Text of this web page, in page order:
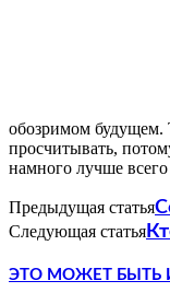
обозримом будущем.
просчитывать,
намного лучше всего
Предыдущая статья
Следующая статья
ЭТО МОЖЕТ БЫТЬ